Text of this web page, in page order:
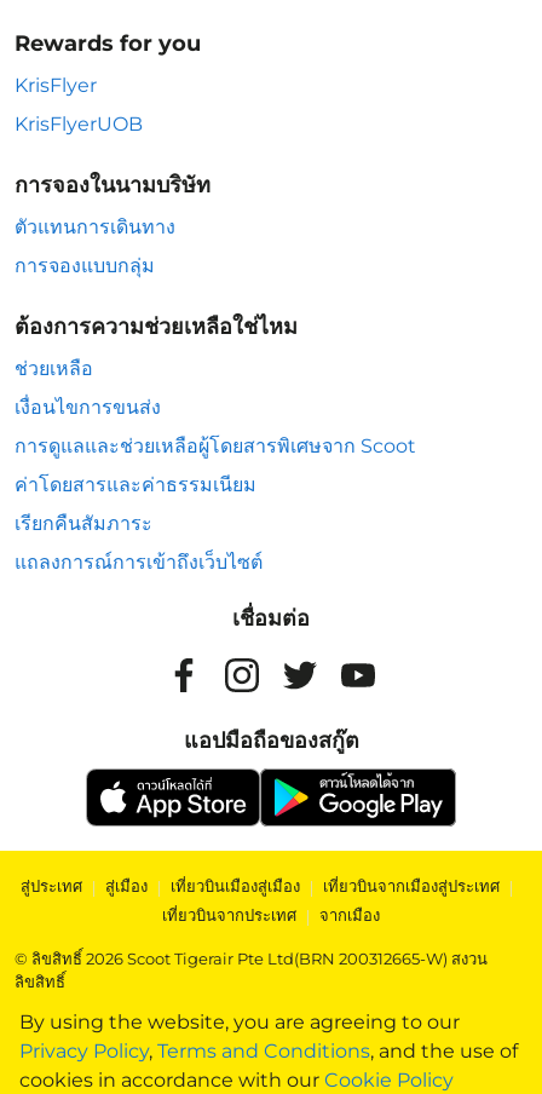
By using the website, you are agreeing to our
Privacy Policy, Terms and Conditions, and the use of
cookies in accordance with our Cookie Policy
Rewards for you
KrisFlyer
KrisFlyerUOB
การจองในนามบริษัท
ตัวแทนการเดินทาง
การจองแบบกลุ่ม
ต้องการความช่วยเหลือใช่ไหม
ช่วยเหลือ
เงื่อนไขการขนส่ง
การดูแลและช่วยเหลือผู้โดยสารพิเศษจาก Scoot
ค่าโดยสารและค่าธรรมเนียม
เรียกคืนสัมภาระ
แถลงการณ์การเข้าถึงเว็บไซต์
เชื่อมต่อ
แอปมือถือของสกู๊ต
สู่ประเทศ | สู่เมือง | เที่ยวบินเมืองสู่เมือง | เที่ยวบินจากเมืองสู่ประเทศ |
เที่ยวบินจากประเทศ | จากเมือง
© ลิขสิทธิ์ 2026 Scoot Tigerair Pte Ltd(BRN 200312665-W) สงวน
ลิขสิทธิ์